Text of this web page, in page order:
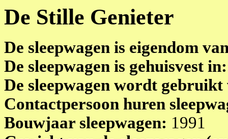
De Stille Genieter
De sleepwagen is eigendom
De sleepwagen is gehuisvest
De sleepwagen wordt
Contactpersoon huren
Bouwjaar sleepwagen: 1991